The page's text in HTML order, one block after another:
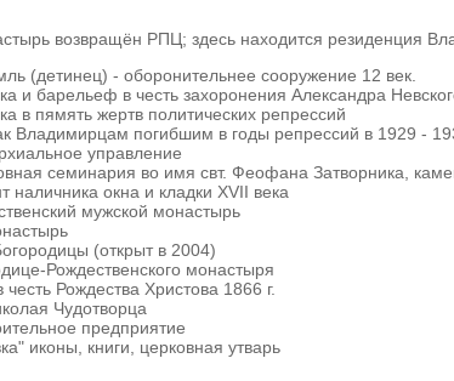
возвращён РПЦ; здесь находится резиденция
(детинец) - оборонительнее сооружение 12 век.
и барельеф в честь захоронения Александра
в пямять жертв политических репрессий
Владимирцам погибшим в годы репрессий в 1929 -
управление
семинария во имя свт. Феофана Затворника,
наличника окна и кладки XVII века
мужской монастырь
(открыт в 2004)
Рождественского монастыря
Рождества Христова 1866 г.
Чудотворца
предприятие
иконы, книги, церковная утварь